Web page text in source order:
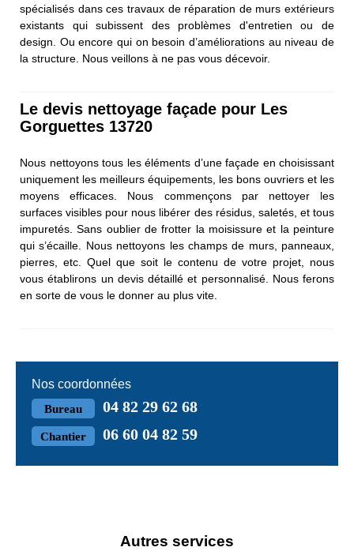
spécialisés dans ces travaux de réparation de murs extérieurs
existants qui subissent des problèmes d'entretien ou de
design. Ou encore qui on besoin d’améliorations au niveau de
la structure. Nous veillons à ne pas vous décevoir.
Le devis nettoyage façade pour Les
Gorguettes 13720
Nous nettoyons tous les éléments d’une façade en choisissant
uniquement les meilleurs équipements, les bons ouvriers et les
moyens efficaces. Nous commençons par nettoyer les
surfaces visibles pour nous libérer des résidus, saletés, et tous
impuretés. Sans oublier de frotter la moisissure et la peinture
qui s’écaille. Nous nettoyons les champs de murs, panneaux,
pierres, etc. Quel que soit le contenu de votre projet, nous
vous établirons un devis détaillé et personnalisé. Nous ferons
en sorte de vous le donner au plus vite.
Nos coordonnées
Bureau 04 82 29 62 68
Chantier 06 60 04 82 59
Autres services